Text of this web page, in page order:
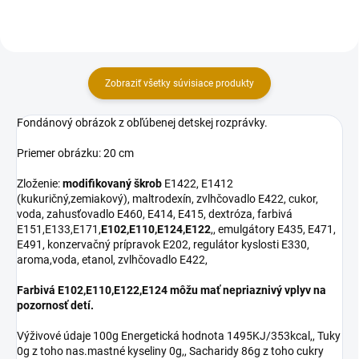
Zobraziť všetky súvisiace produkty
Fondánový obrázok z obľúbenej detskej rozprávky.
Priemer obrázku: 20 cm
Zloženie:modifikovaný škrob E1422, E1412
(kukuričný,zemiakový), maltrodexín, zvlhčovadlo E422, cukor,
voda, zahusťovadlo E460, E414, E415, dextróza, farbivá
E151,E133,E171,E102,E110,E124,E122,, emulgátory E435, E471,
E491, konzervačný prípravok E202, regulátor kyslosti E330,
aroma,voda, etanol, zvlhčovadlo E422,
Farbivá E102,E110,E122,E124 môžu mať nepriaznivý vplyv na
pozornosť detí.
Výživové údaje 100g Energetická hodnota 1495KJ/353kcal,, Tuky
0g z toho nas.mastné kyseliny 0g,, Sacharidy 86g z toho cukry